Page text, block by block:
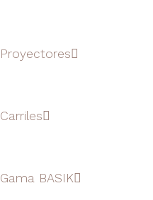
Proyectores
Carriles
Gama BASIK